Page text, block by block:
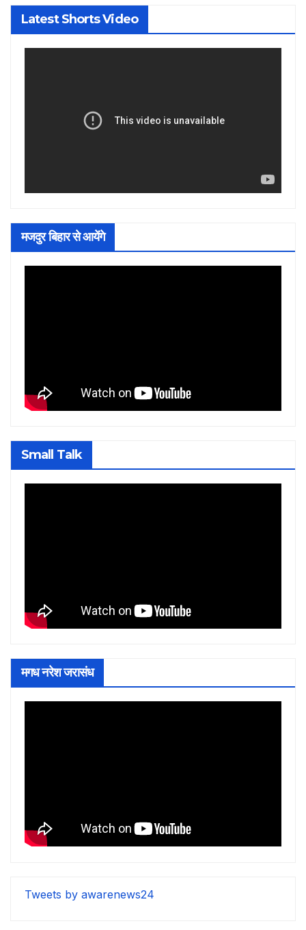
Latest Shorts Video
मजदुर बिहार से आयेंगे
Small Talk
मगध नरेश जरासंध
Tweets by awarenews24